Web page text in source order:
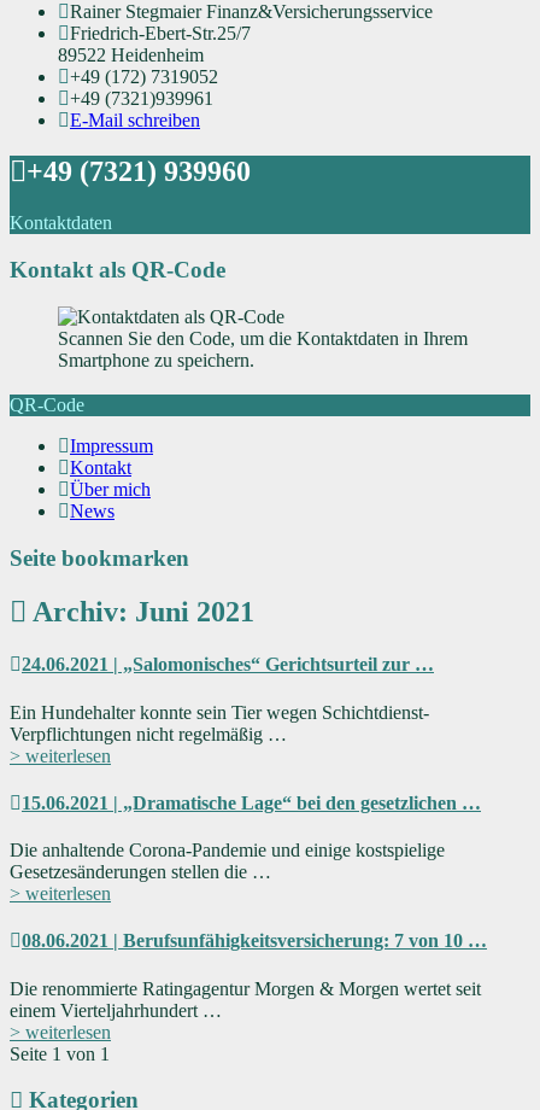
Rainer Stegmaier Finanz&Versicherungsservice
Friedrich-Ebert-Str.25/7
89522 Heidenheim
+49 (172) 7319052
+49 (7321)939961
E-Mail schreiben
+49 (7321) 939960
Kontaktdaten
Kontakt als QR-Code
Scannen Sie den Code, um die Kontaktdaten in Ihrem
Smartphone zu speichern.
QR-Code
Impressum
Kontakt
Über mich
News
Seite bookmarken
Archiv: Juni 2021
24.06.2021 | „Salomonisches“ Gerichtsurteil zur …
Ein Hundehalter konnte sein Tier wegen Schichtdienst-
Verpflichtungen nicht regelmäßig …
> weiterlesen
15.06.2021 | „Dramatische Lage“ bei den gesetzlichen …
Die anhaltende Corona-Pandemie und einige kostspielige
Gesetzesänderungen stellen die …
> weiterlesen
08.06.2021 | Berufsunfähigkeitsversicherung: 7 von 10 …
Die renommierte Ratingagentur Morgen & Morgen wertet seit
einem Vierteljahrhundert …
> weiterlesen
Seite 1 von 1
Kategorien